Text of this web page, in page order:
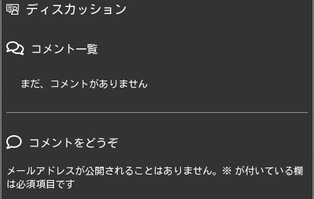
ディスカッション
コメント一覧
まだ、コメントがありません
コメントをどうぞ
メールアドレスが公開されることはありません。 ※ が付いている欄
は必須項目です